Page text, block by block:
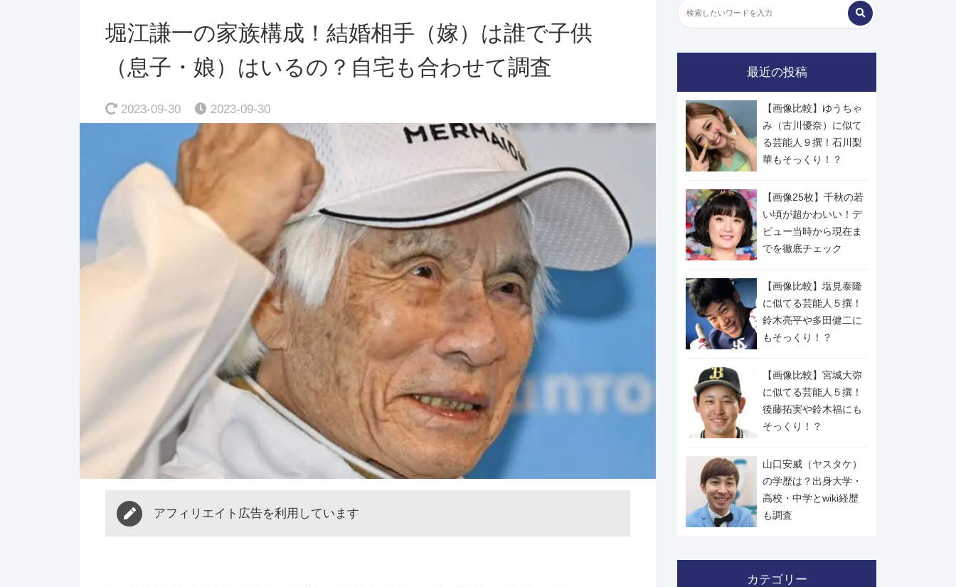
堀江謙一の家族構成！結婚相手（嫁）は誰で子供
（息子・娘）はいるの？自宅も合わせて調査
2023-09-30 2023-09-30
アフィリエイト広告を利用しています
最近の投稿
【画像比較】ゆうちゃ
み（古川優奈）に似て
る芸能人９撰！石川梨
華もそっくり！？
【画像25枚】千秋の若
い頃が超かわいい！デ
ビュー当時から現在ま
でを徹底チェック
【画像比較】塩見泰隆
に似てる芸能人５撰！
鈴木亮平や多田健二に
もそっくり！？
【画像比較】宮城大弥
に似てる芸能人５撰！
後藤拓実や鈴木福にも
そっくり！？
山口安威（ヤスタケ）
の学歴は？出身大学・
高校・中学とwiki経歴
も調査
カテゴリー